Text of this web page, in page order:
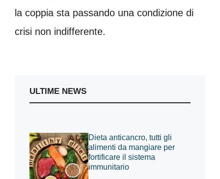
la coppia sta passando una condizione di
crisi non indifferente.
ULTIME NEWS
Dieta anticancro, tutti gli
alimenti da mangiare per
fortificare il sistema
immunitario